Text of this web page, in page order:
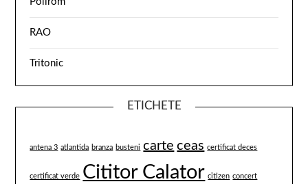
RAO
Tritonic
ETICHETE
antena 3 atlantida branza busteni carte ceas certificat deces
certificat verde Cititor Calator citizen concert